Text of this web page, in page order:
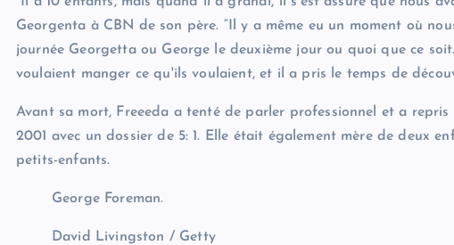
Georgenta à CBN de son père. “Il y a même eu un moment où
journée Georgetta ou George le deuxième jour ou quoi que ce
voulaient manger ce qu'ils voulaient, et il a pris le temps de
Avant sa mort, Freeeda a tenté de parler professionnel et a
2001 avec un dossier de 5: 1. Elle était également mère de deux
petits-enfants.
George Foreman.
David Livingston / Getty